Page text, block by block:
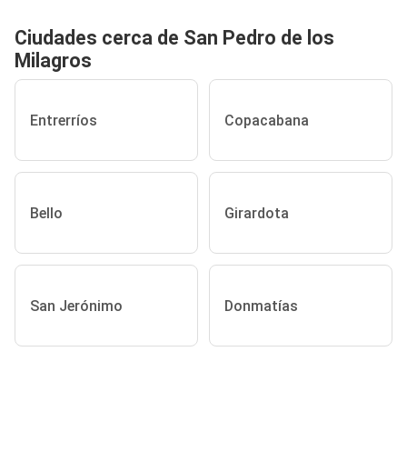
Ciudades cerca de San Pedro de los
Milagros
Entrerríos Copacabana
Bello Girardota
San Jerónimo Donmatías